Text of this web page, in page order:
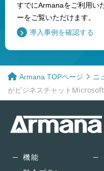
すでにArmanaをご利用い
ーをご覧いただけます。
導入事例を確認する
Armana TOPページ ニ
がビジネスチャット
機能